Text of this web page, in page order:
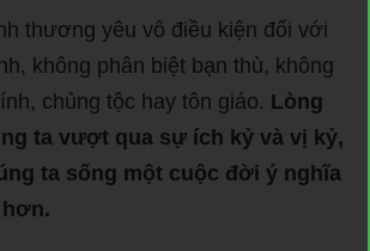
thương yêu vô điều kiện đối với
không phân biệt bạn thù, không
chủng tộc hay tôn giáo. Lòng
ta vượt qua sự ích kỷ và vị kỷ,
ta sống một cuộc đời ý nghĩa